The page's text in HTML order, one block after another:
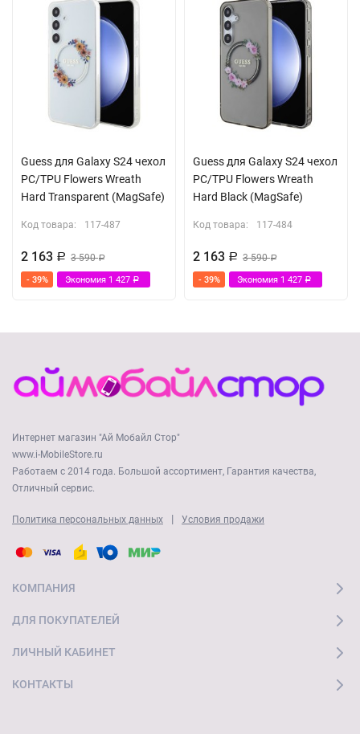
Guess для Galaxy S24 чехол
PC/TPU Flowers Wreath
Hard Transparent (MagSafe)
Код товара: 117-487
2 163 Р 3 590Р
- 39% Экономия 1 427 Р
Guess для Galaxy S24 чехол
PC/TPU Flowers Wreath
Hard Black (MagSafe)
Код товара: 117-484
2 163 Р 3 590Р
- 39% Экономия 1 427 Р
Интернет магазин "Ай Мобайл Стор"
www.i-MobileStore.ru
Работаем с 2014 года. Большой ассортимент, Гарантия качества,
Отличный сервис.
Политика персональных данных | Условия продажи
КОМПАНИЯ
ДЛЯ ПОКУПАТЕЛЕЙ
ЛИЧНЫЙ КАБИНЕТ
КОНТАКТЫ